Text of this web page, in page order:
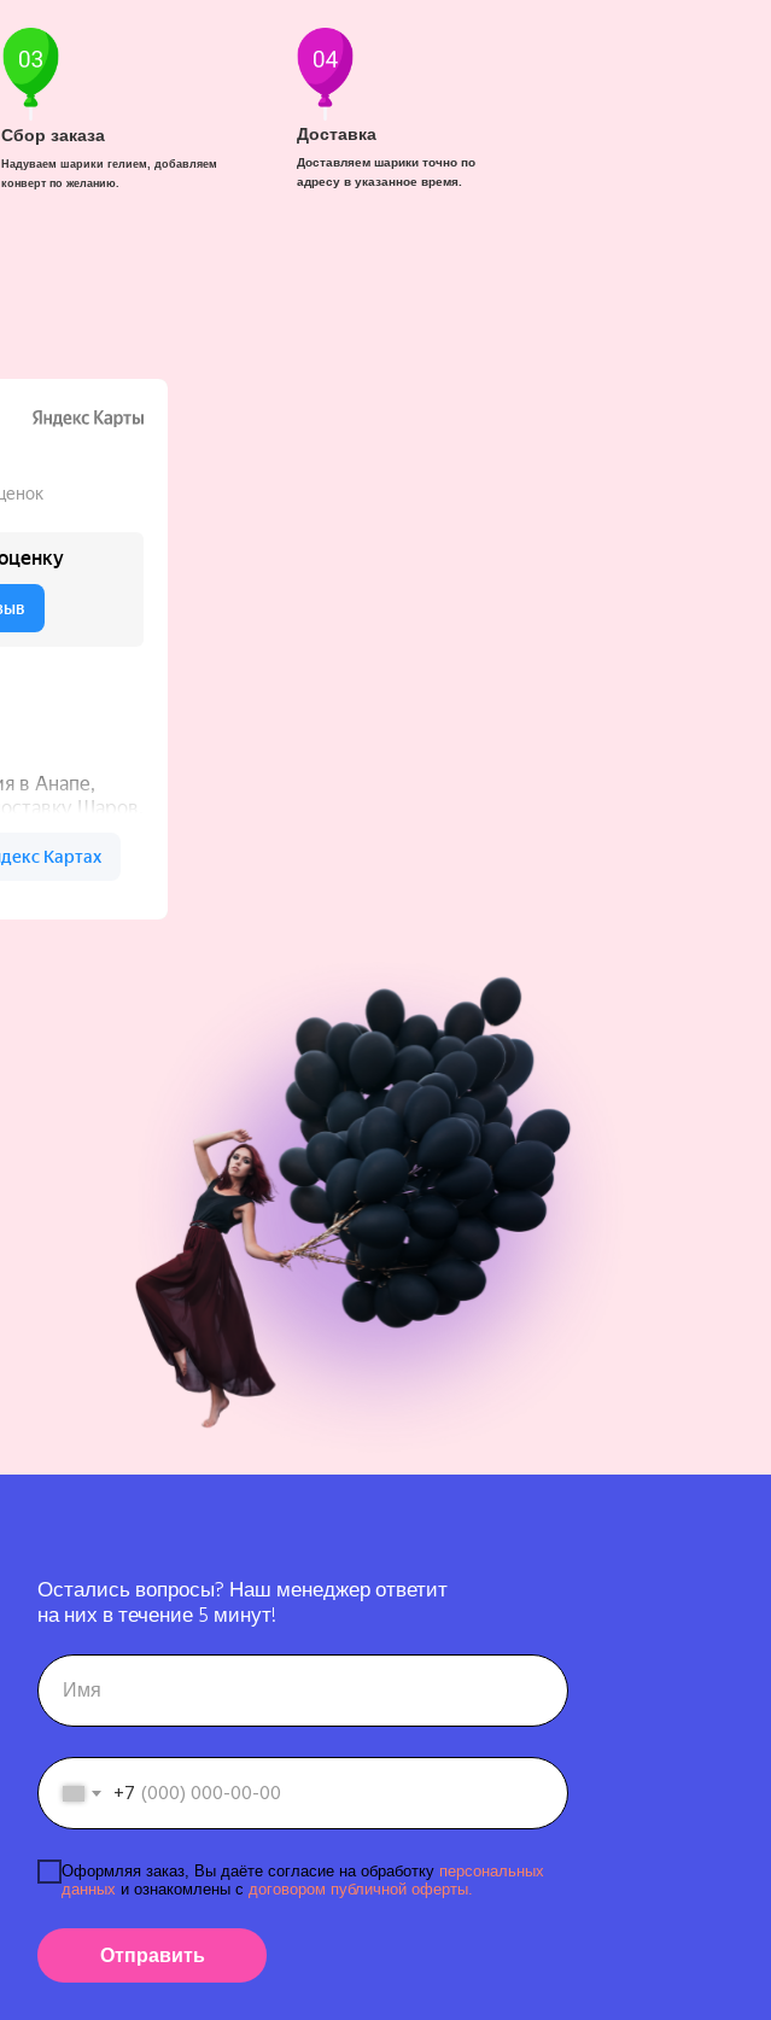
Доставка
Доставляем шарики точно по
адресу в указанное время.
Сбор заказа
Надуваем шарики гелием, добавляем
конверт по желанию.
+7
Оформляя заказ, Вы даёте согласие на обработку персональных
данных и ознакомлены с договором публичной оферты.
Отправить
Остались вопросы? Наш менеджер ответит
на них в течение 5 минут!